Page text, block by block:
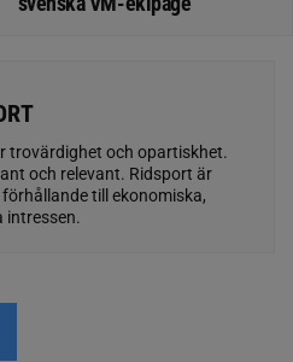
trovärdighet och opartiskhet.
och relevant. Ridsport är
till ekonomiska,
intressen.